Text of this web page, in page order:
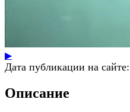
▶
Дата публикации на сайте:
Описание